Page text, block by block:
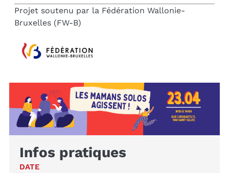
Projet soutenu par la Fédération Wallonie-
Bruxelles (FW-B)
Infos pratiques
DATE